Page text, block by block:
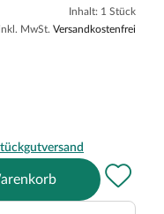
Inhalt: 1 Stück
MwSt. Versandkostenfrei